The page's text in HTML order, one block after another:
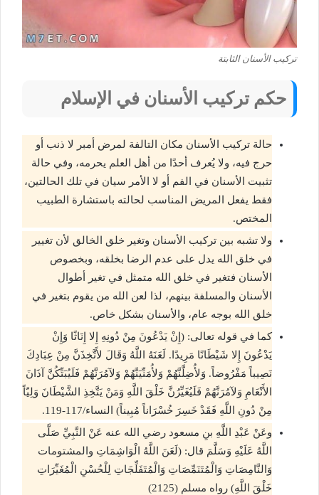
تركيب الأسنان الثابتة
حكم تركيب الأسنان في الإسلام
حالة تركيب الأسنان مكان التالفة لمرض أمبر لا ذنب أو
حرج فيه، ولا يُعرف أحدًا من أهل العلم يحرمه، وفي حالة
تثبيت الأسنان في الفم أو لا الأمر سيان في تلك الحالتين،
فقط يفعل المريض المناسب لحالته باستشارة الطبيب
المختص.
ولا تشبه بين تركيب الأسنان وتغير خلق الخالق لأن تغيير
في خلق الله يدل على عدم الرضا بخلقه، وبخصوص
الأسنان فتغير في خلق الله متمثل في تغير أطوال
الأسنان والمسلفة بينهم، لذا لعن الله من يقوم بتغير في
خلق الله بوجه عام، والأسنان بشكل خاص.
كما في قوله تعالى: (إِنْ يَدْعُونَ مِنْ دُونِهِ إِلا إِنَاثًا وَإِنْ
يَدْعُونَ إِلا شَيْطَانًا مَرِيدًا. لَعَنَهُ اللَّهُ وَقَالَ لأَتَّخِذَنَّ مِنْ عِبَادِكَ
نَصِيباً مَفْرُوضاً. وَلأُضِلَّنَّهُمْ وَلأُمَنِّيَنَّهُمْ وَلآمُرَنَّهُمْ فَلَيُبَتِّكُنَّ آذَانَ
الأَنْعَامِ وَلآمُرَنَّهُمْ فَلَيُغَيِّرُنَّ خَلْقَ اللَّهِ وَمَنْ يَتَّخِذِ الشَّيْطَانَ وَلِيّاً
مِنْ دُونِ اللَّهِ فَقَدْ خَسِرَ خُسْرَاناً مُبِيناً) النساء/117-119.
وعَنْ عَبْدِ اللَّهِ بنِ مسعود رضي الله عنه عَنْ النَّبِيِّ صَلَّى
اللَّهُ عَلَيْهِ وَسَلَّمَ قال: (لَعَنَ اللَّهُ الْوَاشِمَاتِ والمشتومات
وَالنَّامِصَاتِ وَالْمُتَنَمِّصَاتِ وَالْمُتَفَلِّجَاتِ لِلْحُسْنِ الْمُغَيِّرَاتِ
خَلْقَ اللَّهِ) رواه مسلم (2125)